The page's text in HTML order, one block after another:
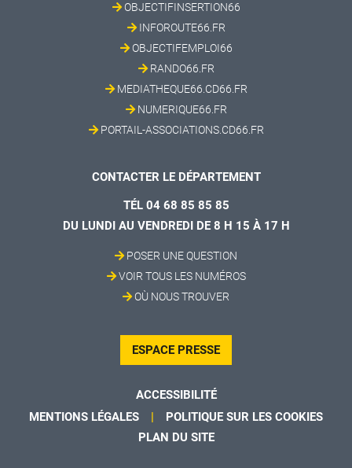
OBJECTIFINSERTION66
INFOROUTE66.FR
OBJECTIFEMPLOI66
RANDO66.FR
MEDIATHEQUE66.CD66.FR
NUMERIQUE66.FR
PORTAIL-ASSOCIATIONS.CD66.FR
CONTACTER LE DÉPARTEMENT
TÉL 04 68 85 85 85
DU LUNDI AU VENDREDI DE 8 H 15 À 17 H
POSER UNE QUESTION
VOIR TOUS LES NUMÉROS
OÙ NOUS TROUVER
ESPACE PRESSE
ACCESSIBILITÉ
MENTIONS LÉGALES
POLITIQUE SUR LES COOKIES
PLAN DU SITE